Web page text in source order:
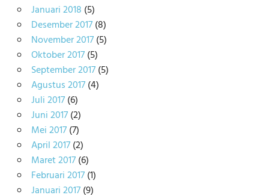
Januari 2018 (5)
Desember 2017(8)
November 2017(5)
Oktober 2017(5)
September 2017(5)
Agustus 2017(4)
Juli 2017(6)
Juni 2017(2)
Mei 2017(7)
April 2017(2)
Maret 2017(6)
Februari 2017(1)
Januari 2017(9)